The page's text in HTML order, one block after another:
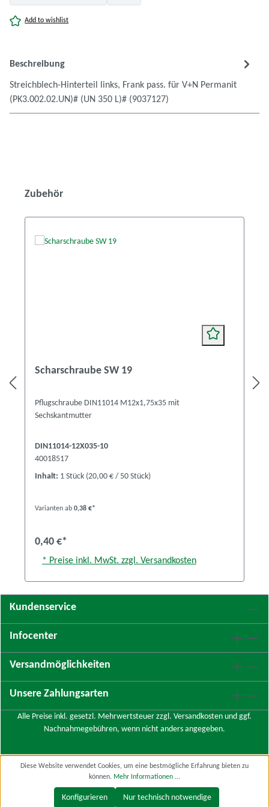
Add to wishlist
Beschreibung
Streichblech-Hinterteil links, Frank pass. für V+N Permanit
(PK3.002.02.UN)# (UN 350 L)# (9037127)
Produktgalerie überspringen
Zubehör
Scharschraube SW 19
Pflugschraube DIN11014 M12x1,75x35 mit
Sechskantmutter
DIN11014-12X035-10
40018517
Inhalt: 1 Stück (20,00 € / 50 Stück)
Varianten ab 0,38 €*
0,40 €*
* Preise inkl. MwSt. zzgl. Versandkosten
Kundenservice
Infocenter
Versandmöglichkeiten
Unsere Zahlungsarten
Alle Preise inkl. gesetzl. Mehrwertsteuer zzgl. Versandkosten und ggf.
Nachnahmegebühren, wenn nicht anders angegeben.
Diese Website verwendet Cookies, um eine bestmögliche Erfahrung bieten zu
können. Mehr Informationen ...
Nur technisch notwendige
Konfigurieren